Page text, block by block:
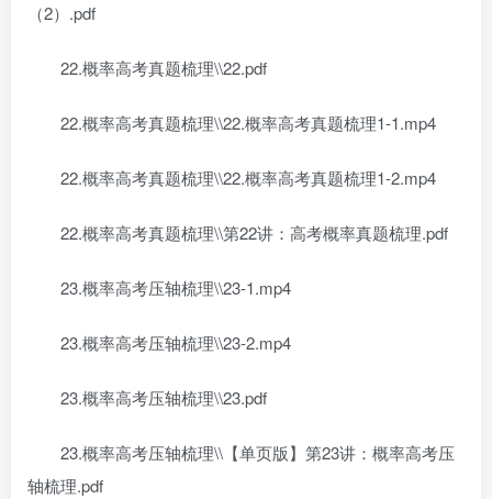
（2）.pdf
22.概率高考真题梳理\\22.pdf
22.概率高考真题梳理\\22.概率高考真题梳理1-1.mp4
22.概率高考真题梳理\\22.概率高考真题梳理1-2.mp4
22.概率高考真题梳理\\第22讲：高考概率真题梳理.pdf
23.概率高考压轴梳理\\23-1.mp4
23.概率高考压轴梳理\\23-2.mp4
23.概率高考压轴梳理\\23.pdf
23.概率高考压轴梳理\\【单页版】第23讲：概率高考压
轴梳理.pdf